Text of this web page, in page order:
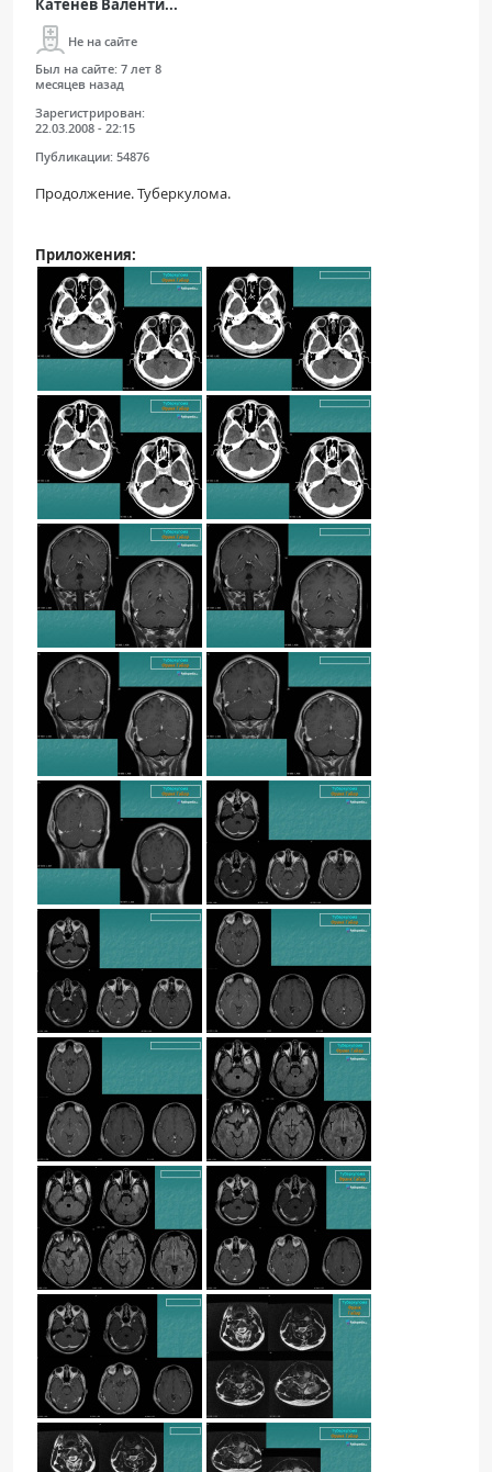
Катенёв Валенти...
Не на сайте
Был на сайте: 7 лет 8
месяцев назад
Зарегистрирован:
22.03.2008 - 22:15
Публикации: 54876
Продолжение. Туберкулома.
Приложения: